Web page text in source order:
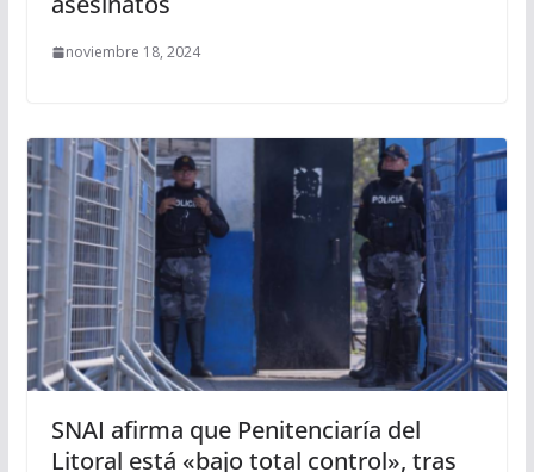
noviembre 18, 2024
SNAI afirma que Penitenciaría del
Litoral está «bajo total control», tras